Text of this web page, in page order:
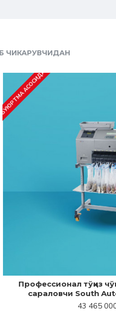
ЧИКАРУВЧИДАН
БУЮРТМА АСОСИДА
Профессионал тўққиз
сараловчи South
43 465